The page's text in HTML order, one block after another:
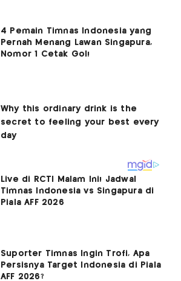
4 Pemain Timnas Indonesia yang
Pernah Menang Lawan Singapura,
Nomor 1 Cetak Gol!
Live di RCTI Malam Ini! Jadwal
Timnas Indonesia vs Singapura di
Piala AFF 2026
Suporter Timnas Ingin Trofi, Apa
Persisnya Target Indonesia di Piala
AFF 2026?